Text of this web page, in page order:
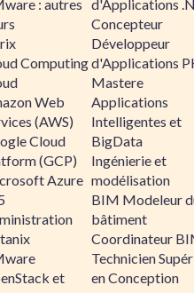
: autres
Computing
Web
(AWS)
Cloud
(GCP)
Azure
et
d'Applications
Concepteur
Développeur
d'Applications
Mastere
Applications
Intelligentes et
BigData
Ingénierie et
modélisation
BIM Modeleur
bâtiment
Coordinateur
Technicien
en Conception